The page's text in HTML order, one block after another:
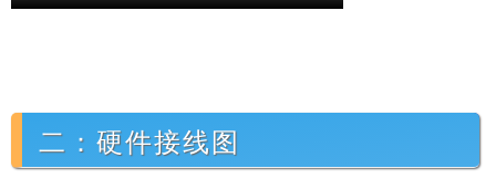
二：硬件接线图